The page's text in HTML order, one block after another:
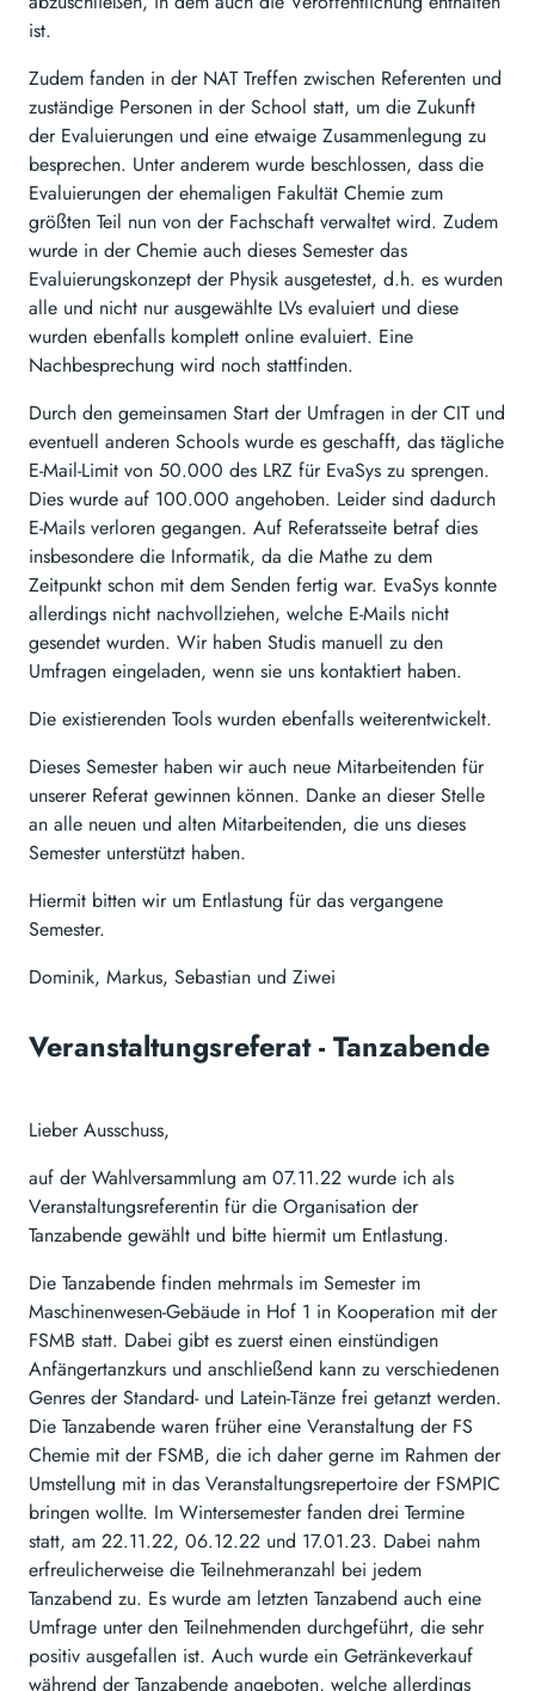
ist.
Zudem fanden in der NAT Treffen zwischen Referenten und
zuständige Personen in der School statt, um die Zukunft
der Evaluierungen und eine etwaige Zusammenlegung zu
besprechen. Unter anderem wurde beschlossen, dass die
Evaluierungen der ehemaligen Fakultät Chemie zum
größten Teil nun von der Fachschaft verwaltet wird. Zudem
wurde in der Chemie auch dieses Semester das
Evaluierungskonzept der Physik ausgetestet, d.h. es wurden
alle und nicht nur ausgewählte LVs evaluiert und diese
wurden ebenfalls komplett online evaluiert. Eine
Nachbesprechung wird noch stattfinden.
Durch den gemeinsamen Start der Umfragen in der CIT und
eventuell anderen Schools wurde es geschafft, das tägliche
E-Mail-Limit von 50.000 des LRZ für EvaSys zu sprengen.
Dies wurde auf 100.000 angehoben. Leider sind dadurch
E-Mails verloren gegangen. Auf Referatsseite betraf dies
insbesondere die Informatik, da die Mathe zu dem
Zeitpunkt schon mit dem Senden fertig war. EvaSys konnte
allerdings nicht nachvollziehen, welche E-Mails nicht
gesendet wurden. Wir haben Studis manuell zu den
Umfragen eingeladen, wenn sie uns kontaktiert haben.
Die existierenden Tools wurden ebenfalls weiterentwickelt.
Dieses Semester haben wir auch neue Mitarbeitenden für
unserer Referat gewinnen können. Danke an dieser Stelle
an alle neuen und alten Mitarbeitenden, die uns dieses
Semester unterstützt haben.
Hiermit bitten wir um Entlastung für das vergangene
Semester.
Dominik, Markus, Sebastian und Ziwei
Veranstaltungsreferat - Tanzabende
Lieber Ausschuss,
auf der Wahlversammlung am 07.11.22 wurde ich als
Veranstaltungsreferentin für die Organisation der
Tanzabende gewählt und bitte hiermit um Entlastung.
Die Tanzabende finden mehrmals im Semester im
Maschinenwesen-Gebäude in Hof 1 in Kooperation mit der
FSMB statt. Dabei gibt es zuerst einen einstündigen
Anfängertanzkurs und anschließend kann zu verschiedenen
Genres der Standard- und Latein-Tänze frei getanzt werden.
Die Tanzabende waren früher eine Veranstaltung der FS
Chemie mit der FSMB, die ich daher gerne im Rahmen der
Umstellung mit in das Veranstaltungsrepertoire der FSMPIC
bringen wollte. Im Wintersemester fanden drei Termine
statt, am 22.11.22, 06.12.22 und 17.01.23. Dabei nahm
erfreulicherweise die Teilnehmeranzahl bei jedem
Tanzabend zu. Es wurde am letzten Tanzabend auch eine
Umfrage unter den Teilnehmenden durchgeführt, die sehr
positiv ausgefallen ist. Auch wurde ein Getränkeverkauf
während der Tanzabende angeboten, welche allerdings